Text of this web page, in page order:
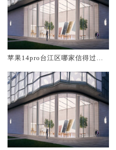
苹果14pro台江区哪家信得过维